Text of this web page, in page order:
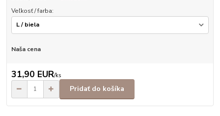
Veľkosť / farba:
Naša cena
31,90 EUR/ks
Pridať do košíka